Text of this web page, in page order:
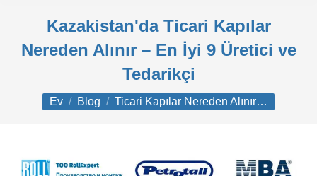
Kazakistan'da Ticari Kapılar
Nereden Alınır – En İyi 9 Üretici ve
Tedarikçi
Buradasınız:
Ev Blog Ticari Kapılar Nereden Alınır…